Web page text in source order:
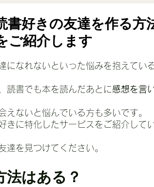
書好きの友達を作る方
ご紹介します
になれないといった悩みを抱えてい
読書でも本を読んだあとに感想を言
ないと悩んでいる方も多いです。
きに特化したサービスをご紹介して
達を見つけてください。
はある？